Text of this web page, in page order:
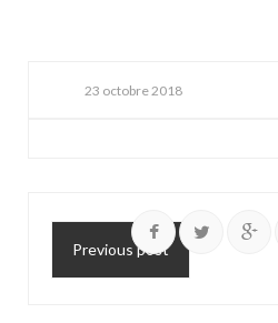
23 octobre 2018
Previous post